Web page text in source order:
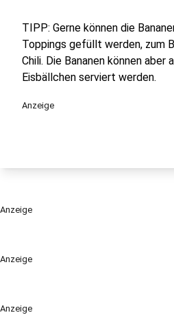
Anzeige
Anzeige
TIPP: Gerne können die
Toppings gefüllt werden, zum
Chili. Die Bananen können aber
Eisbällchen serviert werden.
Anzeige
Anzeige